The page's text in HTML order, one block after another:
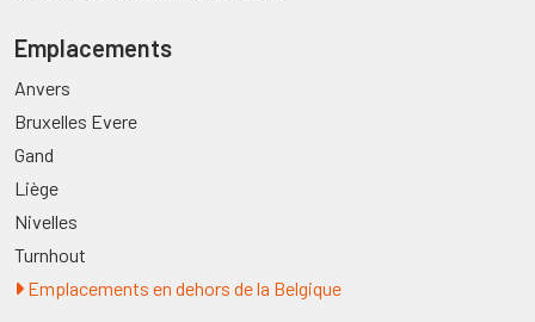
Emplacements
Anvers
Bruxelles Evere
Gand
Liège
Nivelles
Turnhout
Emplacements en dehors de la Belgique